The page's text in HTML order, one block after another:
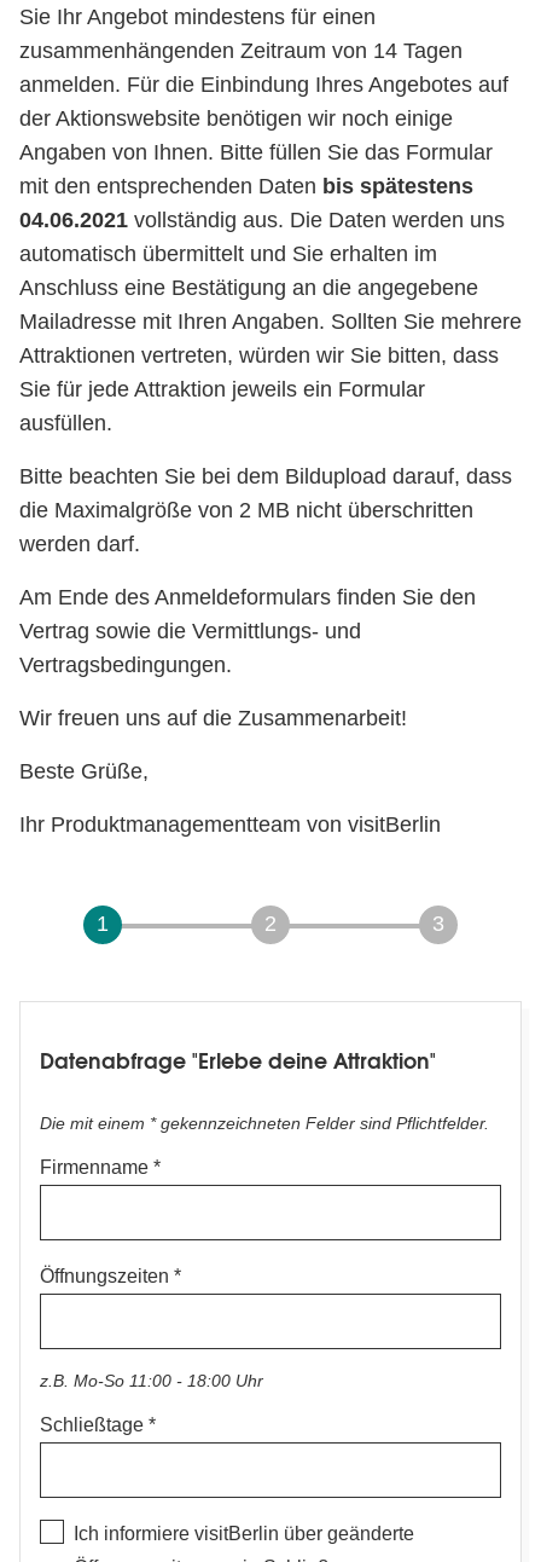
Sie Ihr Angebot mindestens für einen
zusammenhängenden Zeitraum von 14 Tagen
anmelden. Für die Einbindung Ihres Angebotes auf
der Aktionswebsite benötigen wir noch einige
Angaben von Ihnen. Bitte füllen Sie das Formular
mit den entsprechenden Daten bis spätestens
04.06.2021 vollständig aus. Die Daten werden uns
automatisch übermittelt und Sie erhalten im
Anschluss eine Bestätigung an die angegebene
Mailadresse mit Ihren Angaben. Sollten Sie mehrere
Attraktionen vertreten, würden wir Sie bitten, dass
Sie für jede Attraktion jeweils ein Formular
ausfüllen.
Bitte beachten Sie bei dem Bildupload darauf, dass
die Maximalgröße von 2 MB nicht überschritten
werden darf.
Am Ende des Anmeldeformulars finden Sie den
Vertrag sowie die Vermittlungs- und
Vertragsbedingungen.
Wir freuen uns auf die Zusammenarbeit!
Beste Grüße,
Ihr Produktmanagementteam von visitBerlin
Datenabfrage
deine
deine
Datenabfrage "Erlebe deine Attraktion"
Die mit einem * gekennzeichneten Felder sind Pflichtfelder.
Firmenname
Öffnungszeiten
z.B. Mo-So 11:00 - 18:00 Uhr
Schließtage
Ich informiere visitBerlin über geänderte